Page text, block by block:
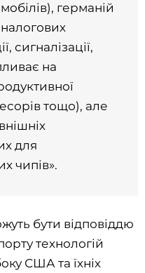
германій
сигналізації,
на
тощо), але
для
чипів».
бути відповіддю
технологій
США та їхніх